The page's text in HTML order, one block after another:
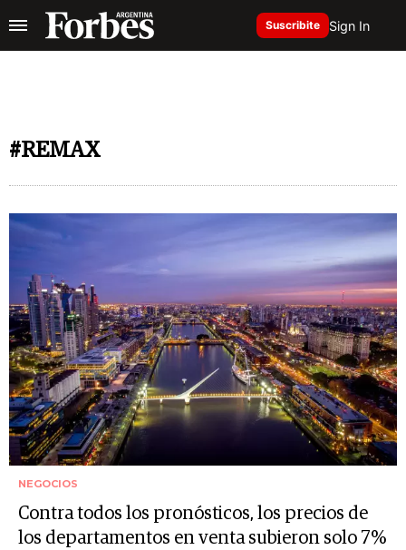
Suscribite Sign In
#REMAX
NEGOCIOS
Contra todos los pronósticos, los precios de
los departamentos en venta subieron solo 7%